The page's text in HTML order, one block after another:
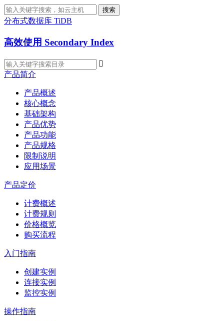
搜索
分布式数据库 TiDB
高效使用 Secondary Index

产品简介
产品概述
核心概念
基础架构
产品优势
产品功能
产品规格
限制说明
应用场景
产品定价
计费概述
计费规则
价格概览
购买流程
入门指南
创建实例
连接实例
监控实例
操作指南